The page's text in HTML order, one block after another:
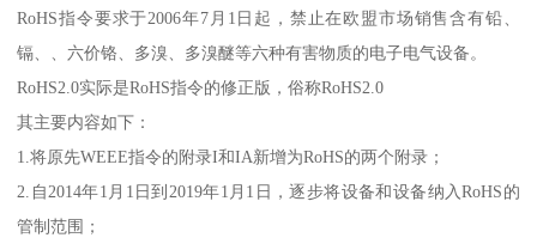
RoHS指令要求于2006年7月1日起，禁止在欧盟市场销售含有铅、
镉、、六价铬、多溴、多溴醚等六种有害物质的电子电气设备。
RoHS2.0实际是RoHS指令的修正版，俗称RoHS2.0
其主要内容如下：
1.将原先WEEE指令的附录I和IA新增为RoHS的两个附录；
2.自2014年1月1日到2019年1月1日，逐步将设备和设备纳入RoHS的
管制范围；